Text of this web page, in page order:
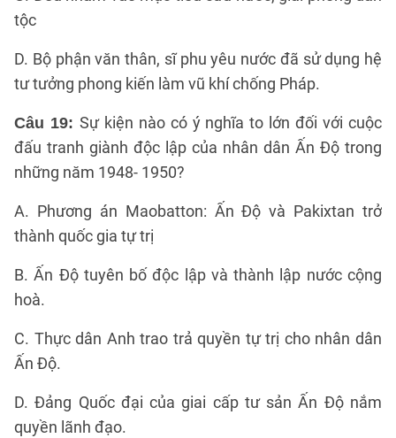
tộc
D. Bộ phận văn thân, sĩ phu yêu nước đã sử dụng hệ
tư tưởng phong kiến làm vũ khí chống Pháp.
Câu 19: Sự kiện nào có ý nghĩa to lớn đối với cuộc
đấu tranh giành độc lập của nhân dân Ấn Độ trong
những năm 1948- 1950?
A. Phương án Maobatton: Ấn Độ và Pakixtan trở
thành quốc gia tự trị
B. Ấn Độ tuyên bố độc lập và thành lập nước cộng
hoà.
C. Thực dân Anh trao trả quyền tự trị cho nhân dân
Ấn Độ.
D. Đảng Quốc đại của giai cấp tư sản Ấn Độ nắm
quyền lãnh đạo.